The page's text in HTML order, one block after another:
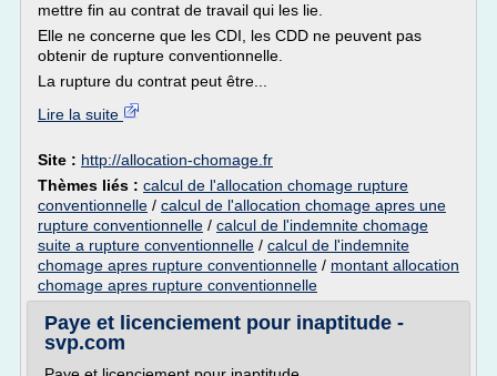
mettre fin au contrat de travail qui les lie.
Elle ne concerne que les CDI, les CDD ne peuvent pas
obtenir de rupture conventionnelle.
La rupture du contrat peut être...
Lire la suite
Site : http://allocation-chomage.fr
Thèmes liés : calcul de l'allocation chomage rupture
conventionnelle / calcul de l'allocation chomage apres une
rupture conventionnelle / calcul de l'indemnite chomage
suite a rupture conventionnelle / calcul de l'indemnite
chomage apres rupture conventionnelle / montant allocation
chomage apres rupture conventionnelle
Paye et licenciement pour inaptitude -
svp.com